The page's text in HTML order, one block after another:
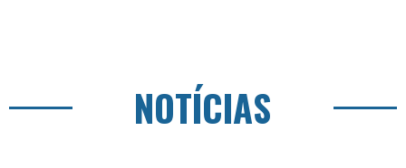
NOTÍCIAS